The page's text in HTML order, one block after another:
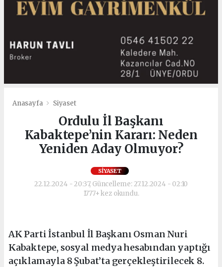
Anasayfa Siyaset
Ordulu İl Başkanı
Kabaktepe’nin Kararı: Neden
Yeniden Aday Olmuyor?
SIYASET
22.12.2024 - 20:37, Güncelleme: 27.12.2024 - 02:10
1777+ kez okundu.
AK Parti İstanbul İl Başkanı Osman Nuri
Kabaktepe, sosyal medya hesabından yaptığı
açıklamayla 8 Şubat’ta gerçekleştirilecek 8.